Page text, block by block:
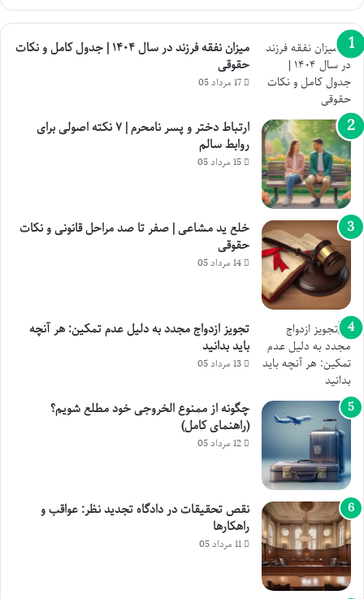
میزان نفقه فرزند در سال ۱۴۰۴ | جدول کامل و نکات
حقوقی
17 مرداد 05
ارتباط دختر و پسر نامحرم | ۷ نکته اصولی برای
روابط سالم
15 مرداد 05
خلع ید مشاعی | صفر تا صد مراحل قانونی و نکات
حقوقی
14 مرداد 05
تجویز ازدواج مجدد به دلیل عدم تمکین: هر آنچه
باید بدانید
13 مرداد 05
چگونه از ممنوع الخروجی خود مطلع شویم؟
(راهنمای کامل)
12 مرداد 05
نقص تحقیقات در دادگاه تجدید نظر: عواقب و
راهکارها
11 مرداد 05